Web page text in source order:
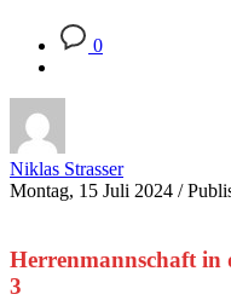
0
Niklas Strasser
Montag, 15 Juli 2024 /
Herrenmannschaft in
3